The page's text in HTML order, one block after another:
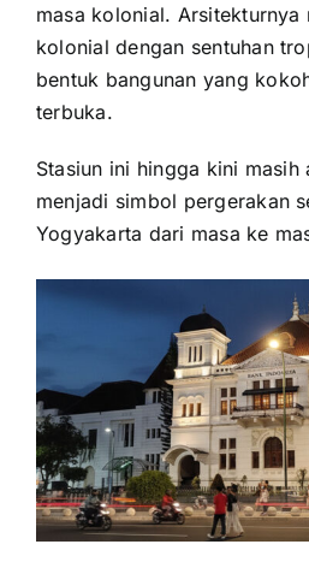
masa kolonial. Arsitekturnya
kolonial dengan sentuhan
bentuk bangunan yang
terbuka.
Stasiun ini hingga kini
menjadi simbol pergerakan
Yogyakarta dari masa ke